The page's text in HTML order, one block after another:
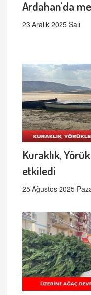
Ardahan'da
23 Aralık 2025 Salı
Kuraklık,
etkiledi
25 Ağustos 2025